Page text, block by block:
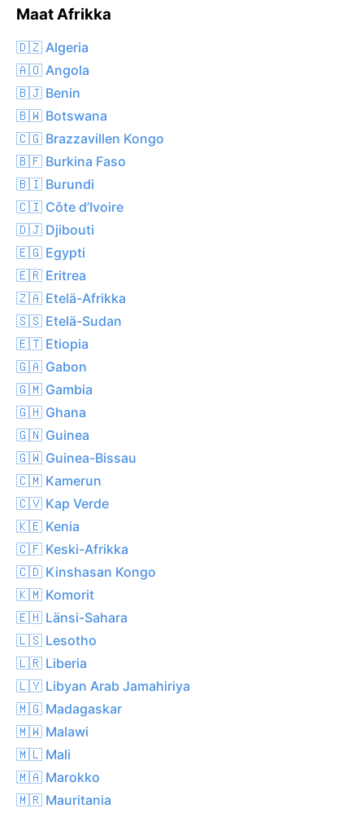
Maat Afrikka
🇩🇿 Algeria
🇦🇴 Angola
🇧🇯 Benin
🇧🇼 Botswana
🇨🇬 Brazzavillen Kongo
🇧🇫 Burkina Faso
🇧🇮 Burundi
🇨🇮 Côte d’Ivoire
🇩🇯 Djibouti
🇪🇬 Egypti
🇪🇷 Eritrea
🇿🇦 Etelä-Afrikka
🇸🇸 Etelä-Sudan
🇪🇹 Etiopia
🇬🇦 Gabon
🇬🇲 Gambia
🇬🇭 Ghana
🇬🇳 Guinea
🇬🇼 Guinea-Bissau
🇨🇲 Kamerun
🇨🇻 Kap Verde
🇰🇪 Kenia
🇨🇫 Keski-Afrikka
🇨🇩 Kinshasan Kongo
🇰🇲 Komorit
🇪🇭 Länsi-Sahara
🇱🇸 Lesotho
🇱🇷 Liberia
🇱🇾 Libyan Arab Jamahiriya
🇲🇬 Madagaskar
🇲🇼 Malawi
🇲🇱 Mali
🇲🇦 Marokko
🇲🇷 Mauritania